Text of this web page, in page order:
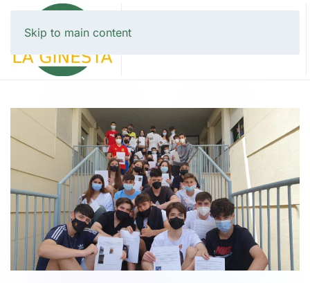
Skip to main content